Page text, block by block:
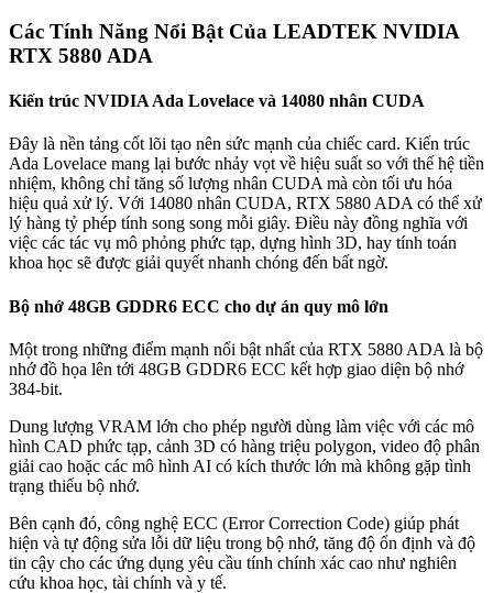
Các Tính Năng Nổi Bật Của LEADTEK NVIDIA
RTX 5880 ADA
Kiến trúc NVIDIA Ada Lovelace và 14080 nhân CUDA
Đây là nền tảng cốt lõi tạo nên sức mạnh của chiếc card. Kiến trúc
Ada Lovelace mang lại bước nhảy vọt về hiệu suất so với thế hệ tiền
nhiệm, không chỉ tăng số lượng nhân CUDA mà còn tối ưu hóa
hiệu quả xử lý. Với 14080 nhân CUDA, RTX 5880 ADA có thể xử
lý hàng tỷ phép tính song song mỗi giây. Điều này đồng nghĩa với
việc các tác vụ mô phỏng phức tạp, dựng hình 3D, hay tính toán
khoa học sẽ được giải quyết nhanh chóng đến bất ngờ.
Bộ nhớ 48GB GDDR6 ECC cho dự án quy mô lớn
Một trong những điểm mạnh nổi bật nhất của RTX 5880 ADA là bộ
nhớ đồ họa lên tới 48GB GDDR6 ECC kết hợp giao diện bộ nhớ
384-bit.
Dung lượng VRAM lớn cho phép người dùng làm việc với các mô
hình CAD phức tạp, cảnh 3D có hàng triệu polygon, video độ phân
giải cao hoặc các mô hình AI có kích thước lớn mà không gặp tình
trạng thiếu bộ nhớ.
Bên cạnh đó, công nghệ ECC (Error Correction Code) giúp phát
hiện và tự động sửa lỗi dữ liệu trong bộ nhớ, tăng độ ổn định và độ
tin cậy cho các ứng dụng yêu cầu tính chính xác cao như nghiên
cứu khoa học, tài chính và y tế.